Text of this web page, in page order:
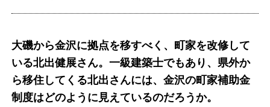
大磯から金沢に拠点を移すべく、町家を改修して
いる北出健展さん。一級建築士でもあり、県外か
ら移住してくる北出さんには、金沢の町家補助金
制度はどのように見えているのだろうか。